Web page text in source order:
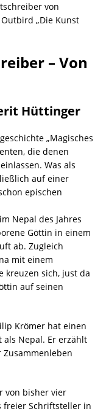
von
„Die Kunst
– Von
Hüttinger
„Magisches
die denen
Was als
auf einer
epischen
Nepal des Jahres
Göttin in einem
ab. Zugleich
mit einem
kreuzen sich, just da
auf seinen
Krömer hat einen
als Nepal. Er erzählt
von bisher vier
freier Schriftsteller in